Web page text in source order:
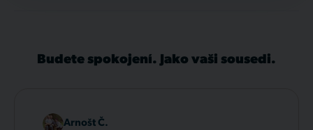
Budete spokojení. Jako vaši sousedi.
Arnošt Č.